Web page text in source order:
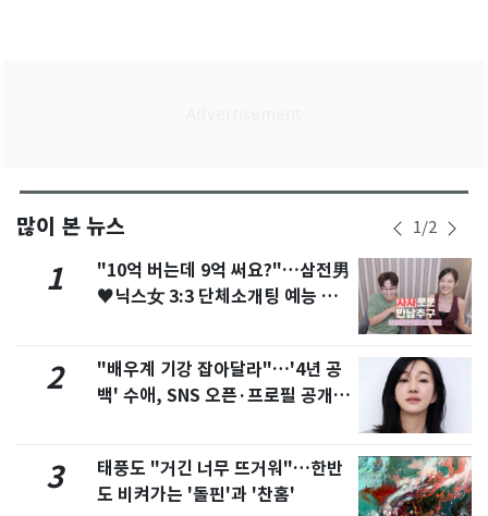
많이 본 뉴스 1/2
1
"10억 버는데 9억 써요?"…삼전男
♥닉스女 3:3 단체소개팅 예능 화
2
"배우계 기강 잡아달라"…'4년 공
백' 수애, SNS 오픈·프로필 공개
3
태풍도 "거긴 너무 뜨거워"…한반
도 비켜가는 '돌핀'과 '찬홈'